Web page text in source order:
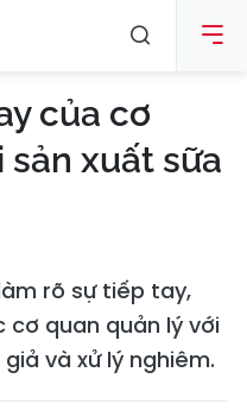
của cơ
sản xuất sữa
rõ sự tiếp tay,
quan quản lý với
và xử lý nghiêm.